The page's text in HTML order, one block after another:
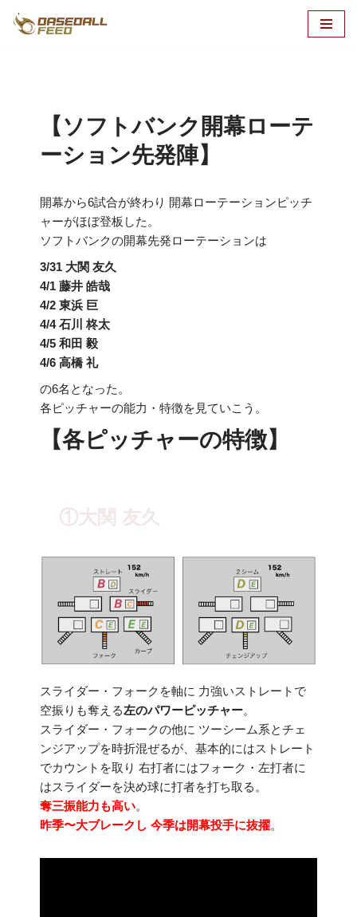
【ソフトバンク開幕ローテ
ーション先発陣】
開幕から6試合が終わり 開幕ローテーションピッチ
ャーがほぼ登板した。
ソフトバンクの開幕先発ローテーションは
3/31 大関 友久
4/1 藤井 皓哉
4/2 東浜 巨
4/4 石川 柊太
4/5 和田 毅
4/6 高橋 礼
の6名となった。
各ピッチャーの能力・特徴を見ていこう。
【各ピッチャーの特徴】
①大関 友久
スライダー・フォークを軸に 力強いストレートで
空振りも奪える左のパワーピッチャー。
スライダー・フォークの他に ツーシーム系とチェ
ンジアップを時折混ぜるが、基本的にはストレート
でカウントを取り 右打者にはフォーク・左打者に
はスライダーを決め球に打者を打ち取る。
奪三振能力も高い。
昨季〜大ブレークし 今季は開幕投手に抜擢。